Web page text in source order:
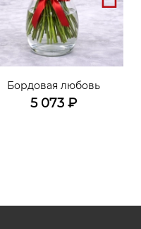
Бордовая любовь
5 073₽